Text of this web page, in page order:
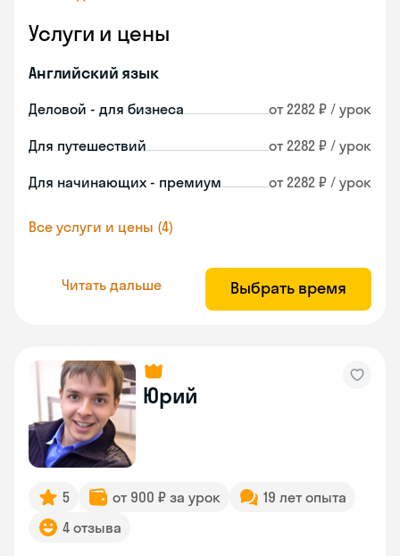
Услуги и цены
Английский язык
Деловой - для бизнеса от 2282 ₽ / урок
Для путешествий от 2282 ₽ / урок
Для начинающих - премиум от 2282 ₽ / урок
Все услуги и цены (4)
Читать дальше Выбрать время
Юрий
5 от 900 ₽ за урок
19 лет опыта
4 отзыва